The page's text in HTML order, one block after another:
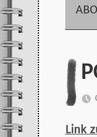
no
–
Link